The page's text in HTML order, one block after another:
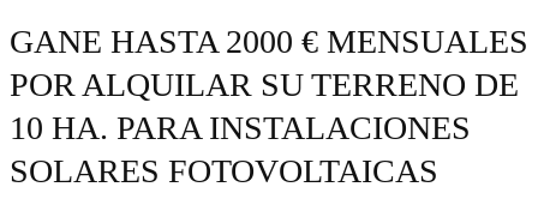
GANE HASTA 2000 € MENSUALES
POR ALQUILAR SU TERRENO DE
10 HA. PARA INSTALACIONES
SOLARES FOTOVOLTAICAS